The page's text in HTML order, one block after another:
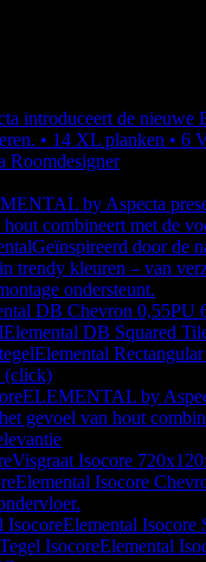
introduceert de
• 14 XL planken • 6
Roomdesigner
by Aspecta
combineert met de
Geïnspireerd door de
trendy kleuren – van
ondersteunt.
DB Chevron 0,55PU
Elemental DB Squared
Elemental
(click)
ELEMENTAL by
gevoel van hout
Visgraat Isocore
Elemental Isocore
IsocoreElemental Isocore
IsocoreElemental